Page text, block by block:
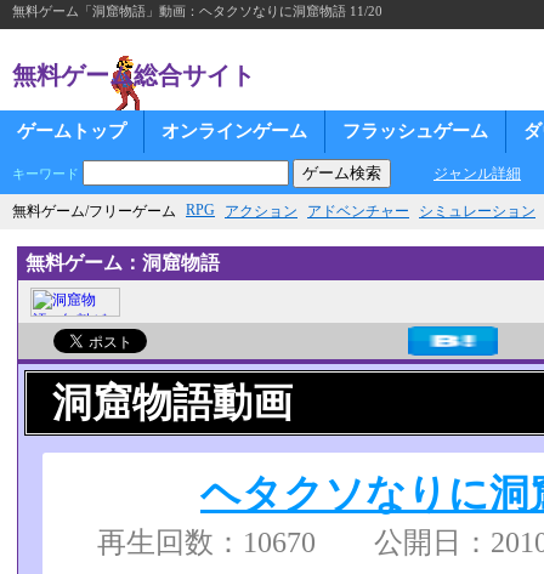
無料ゲーム「洞窟物語」動画：ヘタクソなりに洞窟物語 11/20
無料ゲーム総合サイト
ゲームトップ オンラインゲーム フラッシュゲーム
キーワード ジャンル詳細
無料ゲーム/フリーゲーム RPG アクション アドベンチャー シミュレーション
無料ゲーム：洞窟物語
洞窟物語動画
ヘタクソなりに洞
再生回数：10670 公開日：